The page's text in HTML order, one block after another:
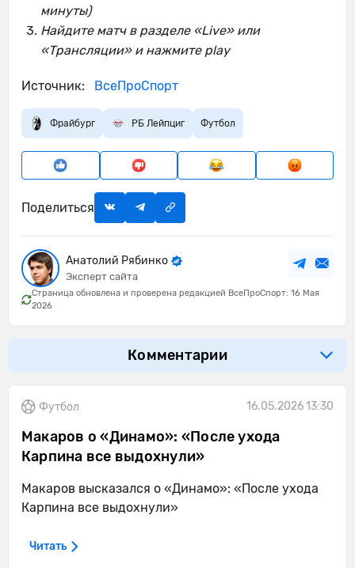
минуты)
Найдите матч в разделе «Live» или
«Трансляции» и нажмите play
Источник: ВсеПроСпорт
Фрайбург РБ Лейпциг Футбол
Поделиться
Анатолий Рябинко
Эксперт сайта
Страница обновлена и проверена редакцией ВсеПроСпорт: 16 Мая
2026
Комментарии
Футбол 16.05.2026 13:30
Макаров о «Динамо»: «После ухода
Карпина все выдохнули»
Макаров высказался о «Динамо»: «После ухода
Карпина все выдохнули»
Читать